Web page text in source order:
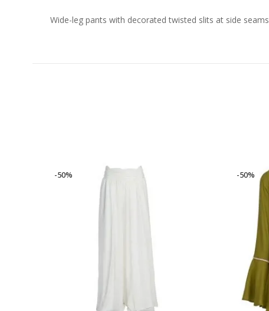
Wide-leg pants with decorated twisted slits at side seams
-50% -50%